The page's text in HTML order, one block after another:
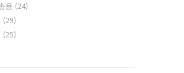
용 (24)
(29)
(25)